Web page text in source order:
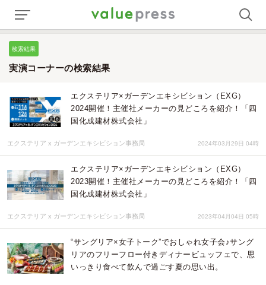
検索結果
実演コーナーの検索結果
エクステリア×ガーデンエキシビション（EXG）
2024開催！主催社メーカーの見どころを紹介！「四
国化成建材株式会社」
エクステリア x ガーデンエキシビション事務局 2024年03月29日 04時
エクステリア×ガーデンエキシビション（EXG）
2023開催！主催社メーカーの見どころを紹介！「四
国化成建材株式会社」
エクステリア x ガーデンエキシビション事務局 2023年04月04日 05時
“サングリア×女子トーク”でおしゃれ女子会♪サング
リアのフリーフロー付きディナービュッフェで、思
いっきり食べて飲んで過ごす夏の思い出。